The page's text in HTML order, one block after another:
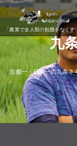
「農業で全人類の飢餓をなくす
九
京都一・日本一の九条ネ